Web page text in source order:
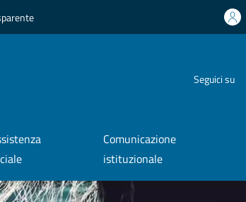
Seguici su
Comunicazione
istituzionale